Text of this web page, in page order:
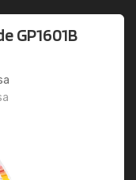
GP1601B